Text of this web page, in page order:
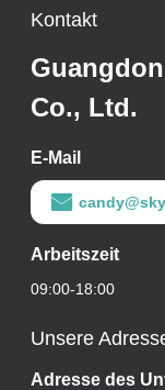
Kontakt
Co., Ltd.
E-Mail
Arbeitszeit
09:00-18:00
Unsere
Adresse des